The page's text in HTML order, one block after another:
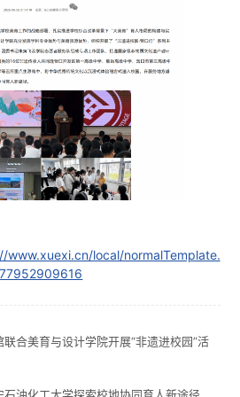
www.xuexi.cn/local/normalTemplate.
合美育与设计学院开展“非遗进校园”活